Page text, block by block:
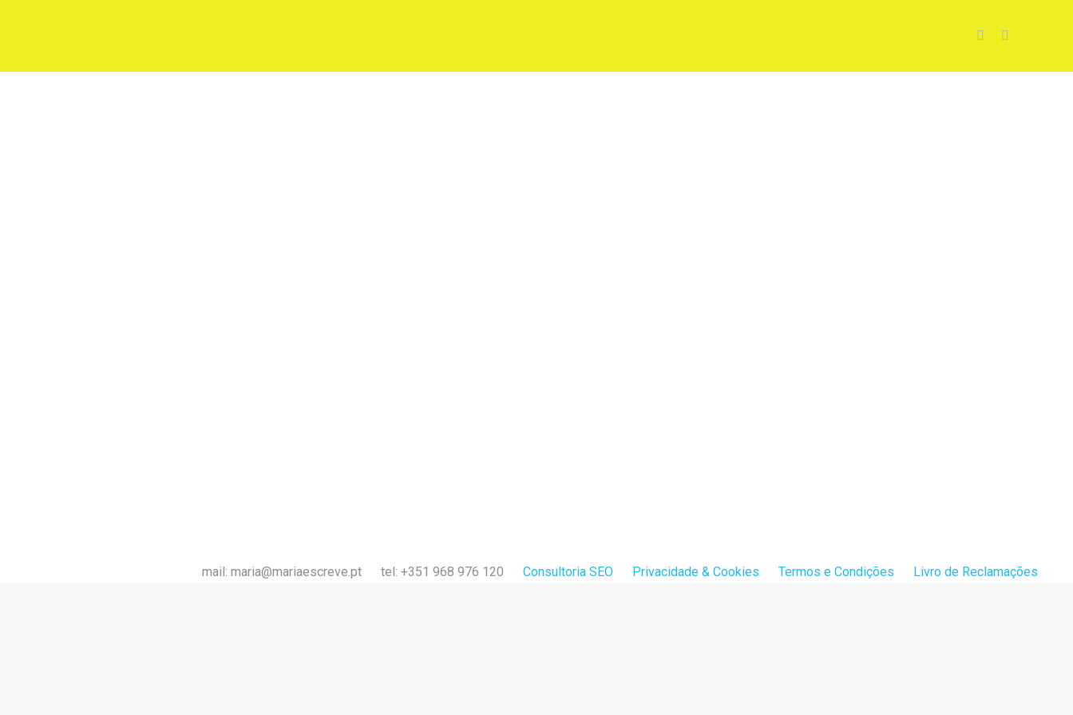
mail: maria@mariaescreve.pt tel: +351 968 976 120 Consultoria SEO Privacidade & Cookies Termos e Condições Livro de Reclamações